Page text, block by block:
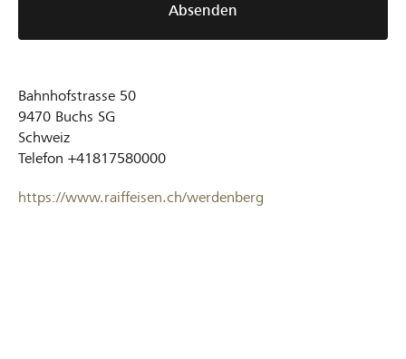
Absenden
Bahnhofstrasse 50
9470 Buchs SG
Schweiz
Telefon +41817580000
https://www.raiffeisen.ch/werdenberg